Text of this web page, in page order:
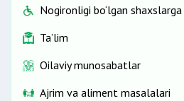
Nogironligi bo‘lgan
Ta’lim
Oilaviy munosabatlar
Ajrim va aliment masalalari